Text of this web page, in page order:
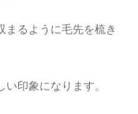
まるように毛先を梳き
印象になります。